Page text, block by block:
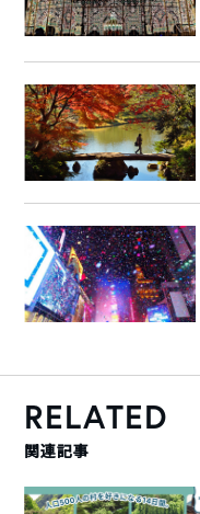
RELATED
関連記事